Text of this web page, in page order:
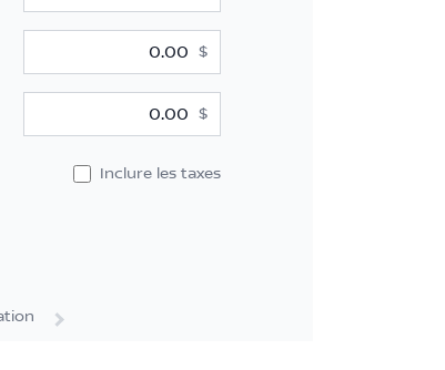
$ $
$
Inclure les taxes